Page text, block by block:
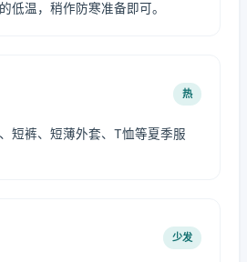
低温，稍作防寒准备即可。
热
短裤、短薄外套、T恤等夏季服
少发